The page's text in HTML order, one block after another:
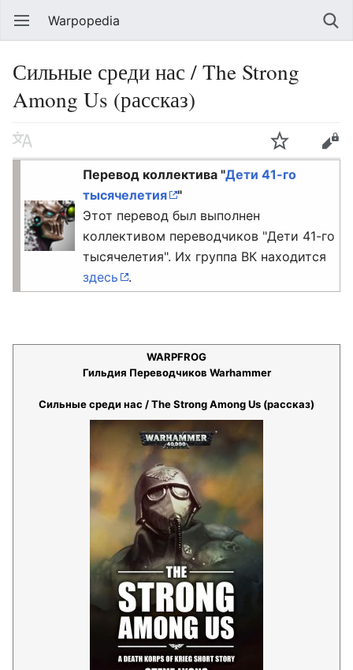
Warpopedia
Сильные среди нас / The Strong
Among Us (рассказ)
Перевод коллектива "Дети 41-го
тысячелетия
"
Этот перевод был выполнен
коллективом переводчиков "Дети 41-го
тысячелетия". Их группа ВК находится
здесь
.
WARPFROG
Гильдия Переводчиков Warhammer
Сильные среди нас / The Strong Among Us (рассказ)